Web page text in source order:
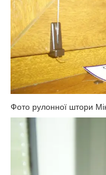
Фото рулонної штори